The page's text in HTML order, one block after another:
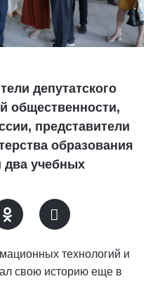
депутатского
общественности,
представители
образования
два учебных
технологий и
свою историю еще в